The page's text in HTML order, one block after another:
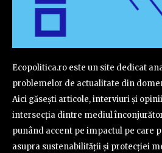
Ecopolitica.ro este un site dedicat
problemelor de actualitate din
Aici găsești articole, interviuri și
intersecția dintre mediul
punând accent pe impactul pe care
asupra sustenabilității și protecției